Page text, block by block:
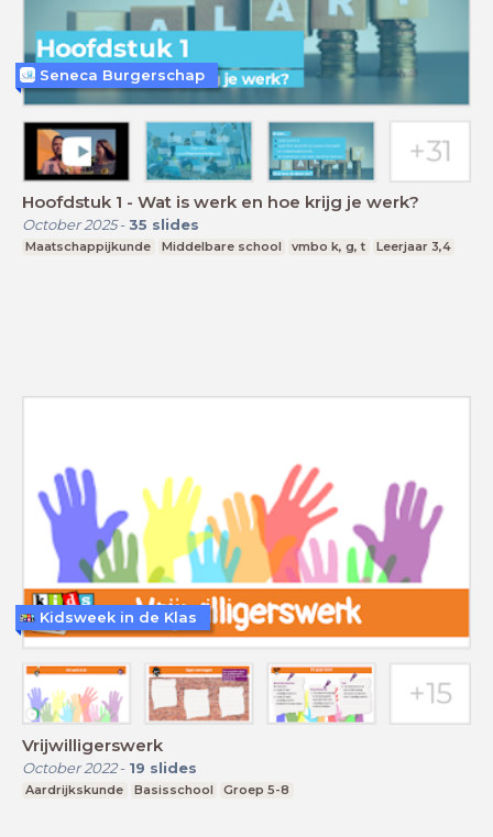
Hoofdstuk 1 - Wat is werk en hoe krijg je werk?
October 2025- 35 slides
Maatschappijkunde Middelbare school vmbo k, g, t Leerjaar 3,4
Seneca Burgerschap
Vrijwilligerswerk
October 2022- 19 slides
Aardrijkskunde Basisschool Groep 5-8
Kidsweek in de Klas